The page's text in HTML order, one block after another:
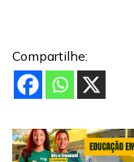
Compartilhe: